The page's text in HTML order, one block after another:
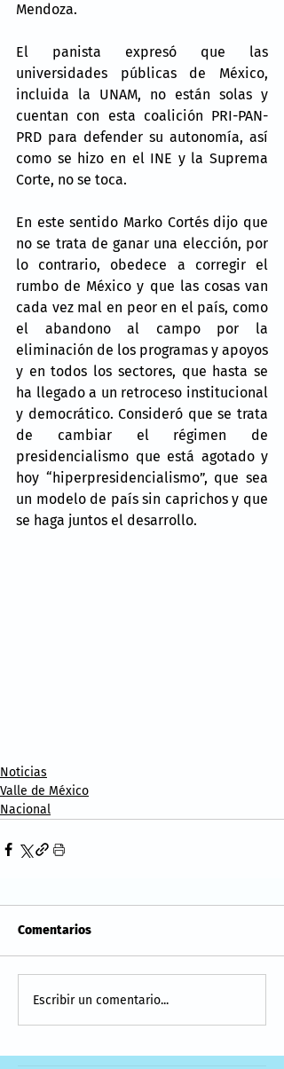
Mendoza.
El panista expresó que las
universidades públicas de México,
incluida la UNAM, no están solas y
cuentan con esta coalición PRI-PAN-
PRD para defender su autonomía, así
como se hizo en el INE y la Suprema
Corte, no se toca.
En este sentido Marko Cortés dijo que
no se trata de ganar una elección, por
lo contrario, obedece a corregir el
rumbo de México y que las cosas van
cada vez mal en peor en el país, como
el abandono al campo por la
eliminación de los programas y apoyos
y en todos los sectores, que hasta se
ha llegado a un retroceso institucional
y democrático. Consideró que se trata
de cambiar el régimen de
presidencialismo que está agotado y
hoy “hiperpresidencialismo”, que sea
un modelo de país sin caprichos y que
se haga juntos el desarrollo.
Noticias
Valle de México
Nacional
Comentarios
Escribir un comentario...